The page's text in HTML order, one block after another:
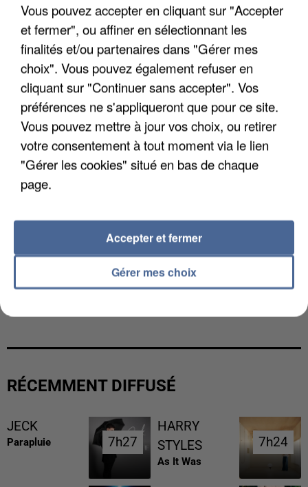
APRÈS TOUTES CES CANICULES, LES REFUGES
DE FAUNE SAUVAGE SONT...
MAFIA INTERPELLÉ EN ALGÉRIE
RÉCEMMENT DIFFUSÉ
JECK
Parapluie 7h27
7h27
HARRY
STYLES
As It Was
7h24
7h24
Vous pouvez accepter en cliquant sur "Accepter
et fermer", ou affiner en sélectionnant les
finalités et/ou partenaires dans "Gérer mes
choix". Vous pouvez également refuser en
cliquant sur "Continuer sans accepter". Vos
préférences ne s'appliqueront que pour ce site.
Vous pouvez mettre à jour vos choix, ou retirer
votre consentement à tout moment via le lien
"Gérer les cookies" situé en bas de chaque
page.
Gérer mes choix
Accepter et fermer